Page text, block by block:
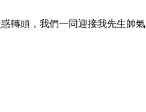
轉頭，我們一同迎接我先生帥氣